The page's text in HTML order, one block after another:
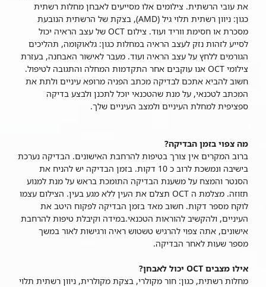
את עובי הרשתית. צילומים אלו מסייעים לאבחן מחלות רשתית
כגון: ניוון רשתית תלוי גיל (AMD), בצקת של הרשתית הנובעת
מסכרת או חסימת ווריד ועוד. צילום OCT של עצב הראיה יכול
לסייע לזהות נזק לעצב הראיה במחלות כגון: גלאוקומה, תהליכים
הגורמים ללחץ על עצב הראיה ועוד. מעבר לאישור האבחנה, בעזרת
צילומי OCT אנו עוקבים אחר התקדמות המחלה והתגובה לטיפול.
חשוב להביא אתכם לבדיקה מכתב הפניה מרופא עיניים ולתת את
המכתב לטכנאי, על מנת שהטכנאי יוכל לתכנן ולבצע בדיקה
ספציפית למחלת העיניים ולמצב העיניים שלך.
מה צפוי בזמן הבדיקה?
ברוב המקרים אין צורך בטיפות להרחבת האישונים. הבדיקה נערכת
בישיבה ונמשכת לרוב כ 10 דקות. בזמן הבדיקה יש להניח את
הסנטר והמצח על משענת הבדיקה התומכת בראש על מנת למנוע
תזוזה. מצלמת ה OCT תצלם את העין ללא מגע בעין. הצילום עצמו
לוקח מספר דקות. חשוב מאד בזמן הבדיקה לפקוח היטב את
העיניים, ולהקשיב להוראות הטכנאי.במידה וקיבלת טיפות להרחבת
אישונים, אתה צפוי להרגיש טשטוש ראיה ורגישות לאור במשך
מספר שעות לאחר הבדיקה.
אילו מצבים OCT יכול לאבחן?
מחלות רשתית, כגון: חור מקולרי, בצקת מקולרית, ניוון רשתית תלוי